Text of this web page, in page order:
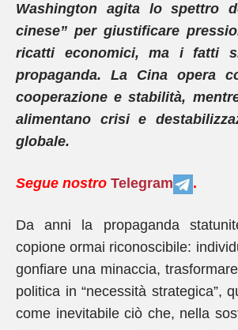
Washington agita lo spettro
cinese” per giustificare
ricatti economici, ma i fatti
propaganda. La Cina opera
cooperazione e stabilità,
alimentano crisi e
globale.
Segue nostro Telegram .
Da anni la propaganda
copione ormai riconoscibile:
gonfiare una minaccia,
politica in “necessità strategica”,
come inevitabile ciò che, nella